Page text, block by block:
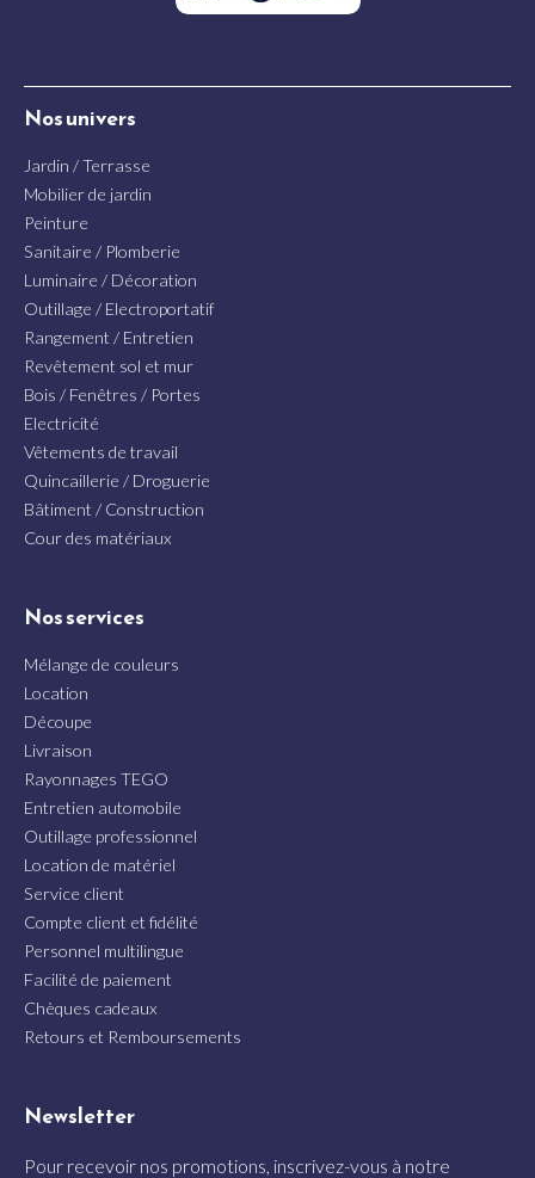
Nos univers
Jardin / Terrasse
Mobilier de jardin
Peinture
Sanitaire / Plomberie
Luminaire / Décoration
Outillage / Electroportatif
Rangement / Entretien
Revêtement sol et mur
Bois / Fenêtres / Portes
Electricité
Vêtements de travail
Quincaillerie / Droguerie
Bâtiment / Construction
Cour des matériaux
Nos services
Mélange de couleurs
Location
Découpe
Livraison
Rayonnages TEGO
Entretien automobile
Outillage professionnel
Location de matériel
Service client
Compte client et fidélité
Personnel multilingue
Facilité de paiement
Chèques cadeaux
Retours et Remboursements
Newsletter
Pour recevoir nos promotions, inscrivez-vous à notre